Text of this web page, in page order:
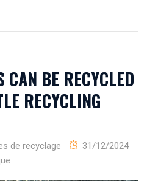
BE RECYCLED
RECYCLING
de recyclage
31/12/2024